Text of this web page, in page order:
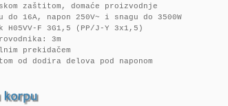
zaštitom, domaće proizvodnje
16A, napon 250V~ i snagu do 3500W
H05VV-F 3G1,5 (PP/J-Y 3x1,5)
3m
prekidačem
od dodira delova pod naponom